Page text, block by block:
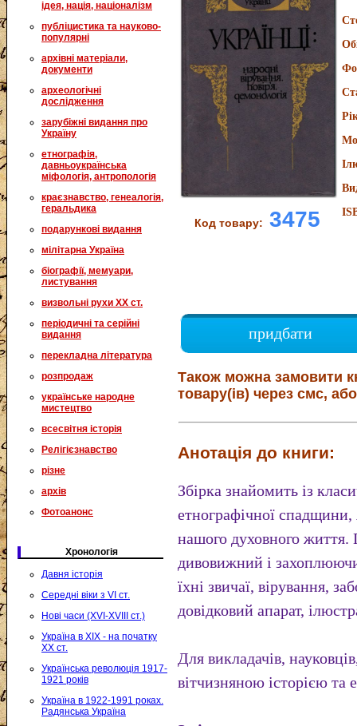
ідея, нація, націоналізм
публіцистика та науково-
популярні
архівні матеріали,
документи
археологічні
дослідження
зарубіжні видання про
Україну
етнографія,
давньоукраїнська
міфологія, антропологія
краєзнавство, генеалогія,
геральдика
подарункові видання
мілітарна Україна
біографії, мемуари,
листування
визвольні рухи XX ст.
періодичні та серійні
видання
перекладна література
розпродаж
українське народне
мистецтво
всесвітня історія
Релігієзнавство
різне
архів
Фотоанонс
Хронологія
Давня історія
Середні віки з VI ст.
Нові часи (XVI-XVIII ст.)
Україна в XIX - на початку
XX ст.
Українська революція 1917-
1921 років
Україна в 1922-1991 роках.
Радянська Україна
Код товару: 3475
придбати
Також можна замовити
товару(ів) через смс,
Анотація до книги:
Збірка знайомить із
етнографічної спадщини,
нашого духовного життя.
дивовижний і
їхні звичаї, вірування,
довідковий апарат,
Для викладачів,
вітчизняною історією та